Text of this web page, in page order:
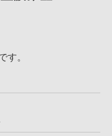
す。